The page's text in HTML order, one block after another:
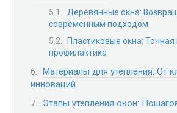
Деревянные окна:
современным подходом
Пластиковые окна: Точная
профилактика
Материалы для утепления: От
инноваций
Этапы утепления окон: